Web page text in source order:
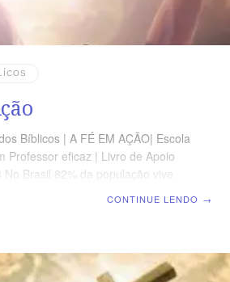
Bíblicos | A FÉ EM AÇÃO| Escola
Professor eficaz | Livro de Apoio
Brasil 82% da população vive
12 milhões de crianças de
CONTINUE LENDO →